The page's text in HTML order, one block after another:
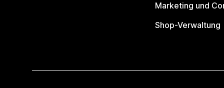
Marketing und
Shop-Verwaltung